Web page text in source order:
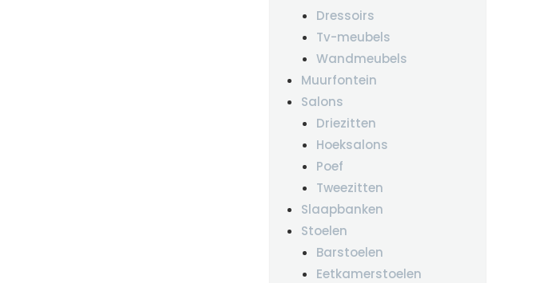
Dressoirs
Tv-meubels
Wandmeubels
Muurfontein
Salons
Driezitten
Hoeksalons
Poef
Tweezitten
Slaapbanken
Stoelen
Barstoelen
Eetkamerstoelen